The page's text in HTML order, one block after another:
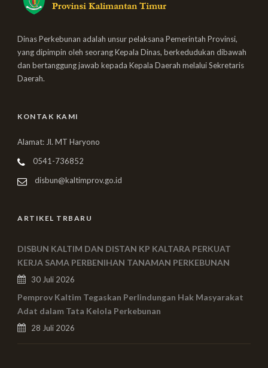
Dinas Perkebunan adalah unsur pelaksana Pemerintah Provinsi,
yang dipimpin oleh seorang Kepala Dinas, berkedudukan dibawah
dan bertanggung jawab kepada Kepala Daerah melalui Sekretaris
Daerah.
KONTAK KAMI
Alamat: Jl. MT Haryono
0541-736852
disbun@kaltimprov.go.id
ARTIKEL TRBARU
DISBUN KALTIM DAN DISTAN KP KALTARA PERKUAT
KERJA SAMA PERBENIHAN TANAMAN PERKEBUNAN
30 Juli 2026
Pemprov Kaltim Tegaskan Perlindungan Hak Masyarakat
Adat dalam Tata Kelola Perkebunan
28 Juli 2026